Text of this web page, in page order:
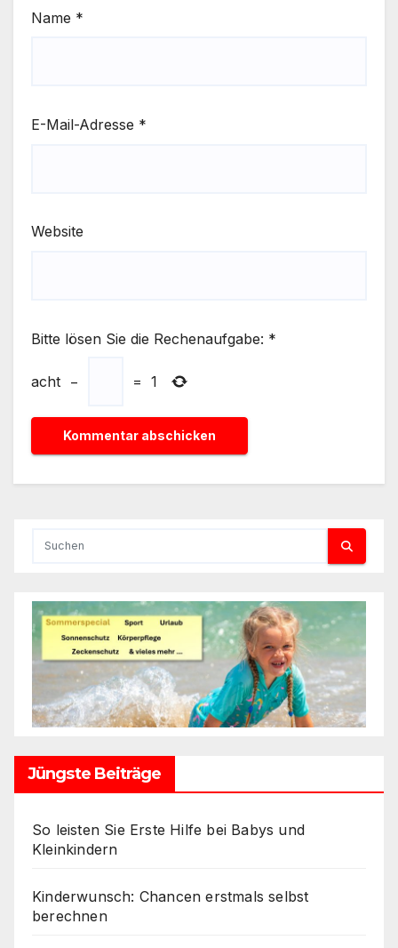
Name *
E-Mail-Adresse *
Website
Bitte lösen Sie die Rechenaufgabe: *
acht − = 1
Jüngste Beiträge
So leisten Sie Erste Hilfe bei Babys und
Kleinkindern
Kinderwunsch: Chancen erstmals selbst
berechnen